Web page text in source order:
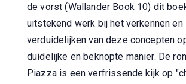
de vorst (Wallander Book 10) dit
uitstekend werk bij het verkennen en
verduidelijken van deze concepten
duidelijke en beknopte manier. De
Piazza is een verfrissende kijk op